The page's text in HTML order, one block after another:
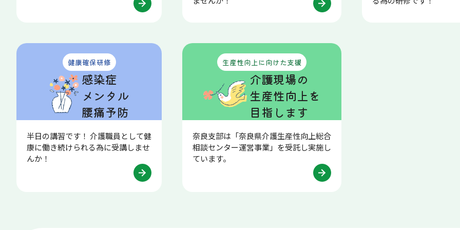
健康確保研修
感染症
メンタル
腰痛予防
半日の講習です！ 介護職員として健
康に働き続けられる為に受講しませ
んか！
生産性向上に向けた支援
介護現場の
生産性向上を
目指します
奈良支部は「奈良県介護生産性向上総合
相談センター運営事業」を受託し実施し
ています。